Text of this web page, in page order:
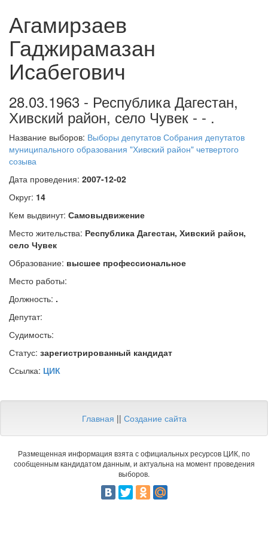
Агамирзаев
Гаджирамазан
Исабегович
28.03.1963 - Республика Дагестан,
Хивский район, село Чувек - - .
Название выборов: Выборы депутатов Собрания депутатов
муниципального образования "Хивский район" четвертого
созыва
Дата проведения: 2007-12-02
Округ: 14
Кем выдвинут: Самовыдвижение
Место жительства: Республика Дагестан, Хивский район,
село Чувек
Образование: высшее профессиональное
Место работы:
Должность: .
Депутат:
Судимость:
Статус: зарегистрированный кандидат
Ссылка: ЦИК
Главная || Создание сайта
Размещенная информация взята с официальных ресурсов ЦИК, по
сообщенным кандидатом данным, и актуальна на момент проведения
выборов.